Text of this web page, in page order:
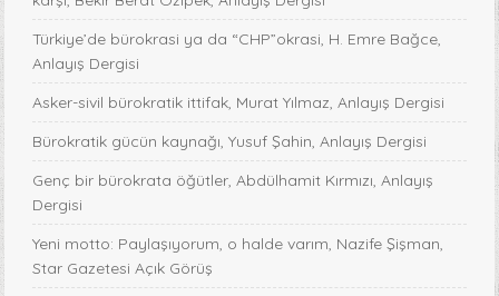
Türkiye’de bürokrasi ya da “CHP”okrasi, H. Emre Bağce,
Anlayış Dergisi
Asker-sivil bürokratik ittifak, Murat Yılmaz, Anlayış Dergisi
Bürokratik gücün kaynağı, Yusuf Şahin, Anlayış Dergisi
Genç bir bürokrata öğütler, Abdülhamit Kırmızı, Anlayış
Dergisi
Yeni motto: Paylaşıyorum, o halde varım, Nazife Şişman,
Star Gazetesi Açık Görüş